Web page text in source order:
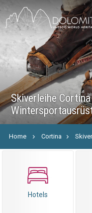
Skiverleihe
Home Cortina
Hotels